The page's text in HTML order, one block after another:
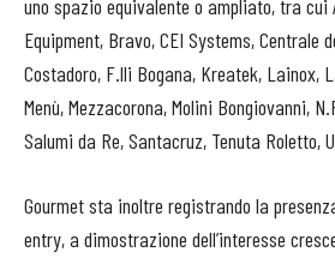
uno spazio equivalente o ampliato, tra cui
Equipment, Bravo, CEI Systems, Centrale
Costadoro, F.lli Bogana, Kreatek, Lainox,
Menù, Mezzacorona, Molini Bongiovanni,
Salumi da Re, Santacruz, Tenuta Roletto,
Gourmet sta inoltre registrando la
entry, a dimostrazione dell’interesse